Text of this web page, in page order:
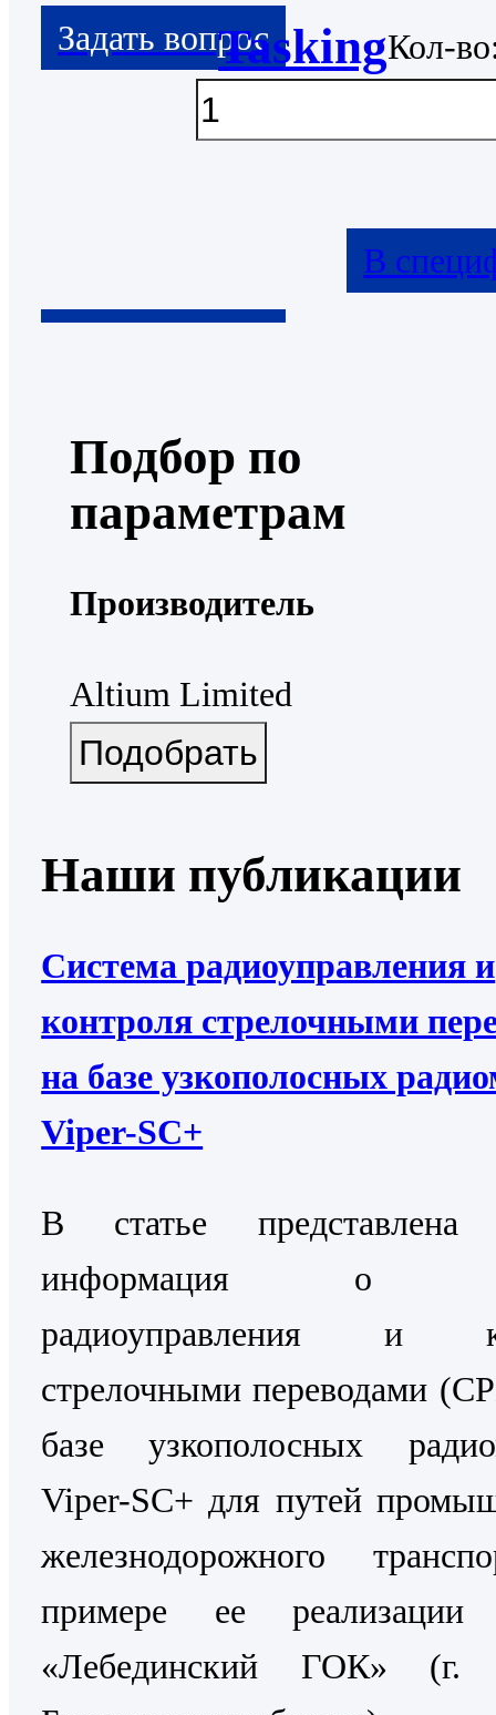
Tasking
В
Кол-
Подбор по
параметрам
Производитель
Altium Limited
Наши публикации
Система радиоуправления и
контроля стрелочными
на базе узкополосных
Viper-SC+
В статье представлена
информация о
радиоуправления и
стрелочными переводами
базе узкополосных
Viper-SC+ для путей
железнодорожного
примере ее
«Лебединский ГОК» (г.